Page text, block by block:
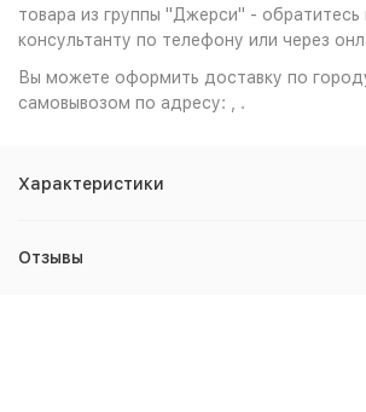
товара из группы "Джерси" - обратитесь
консультанту по телефону или через
Вы можете оформить доставку по
самовывозом по адресу: , .
Характеристики
Отзывы